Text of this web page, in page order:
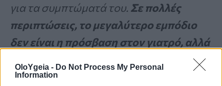
OloYgeia - Do Not Process My Personal
Information
για τα συμπτώματά του. Σε πολλές
περιπτώσεις, το μεγαλύτερο εμπόδιο
δεν είναι η πρόσβαση στον γιατρό, αλλά